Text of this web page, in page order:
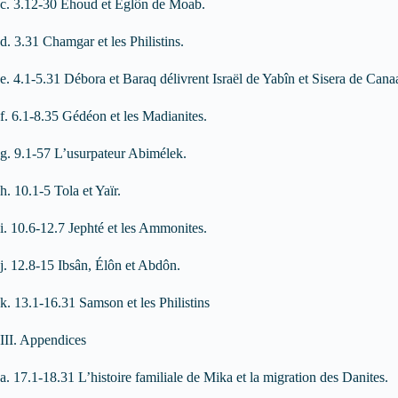
c. 3.12-30 Éhoud et Églôn de Moab.
d. 3.31 Chamgar et les Philistins.
e. 4.1-5.31 Débora et Baraq délivrent Israël de Yabîn et Sisera de
f. 6.1-8.35 Gédéon et les Madianites.
g. 9.1-57 L’usurpateur Abimélek.
h. 10.1-5 Tola et Yaïr.
i. 10.6-12.7 Jephté et les Ammonites.
j. 12.8-15 Ibsân, Élôn et Abdôn.
k. 13.1-16.31 Samson et les Philistins
III. Appendices
a. 17.1-18.31 L’histoire familiale de Mika et la migration des Danites.